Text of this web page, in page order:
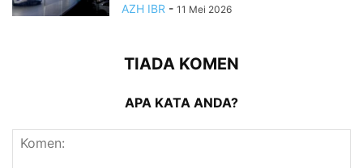
AZH IBR - 11 Mei 2026
TIADA KOMEN
APA KATA ANDA?